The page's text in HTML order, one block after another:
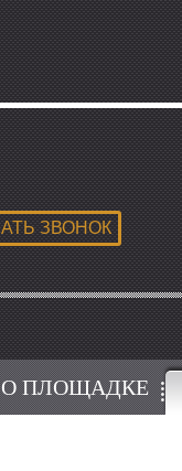
О ПЛОЩАДКЕ